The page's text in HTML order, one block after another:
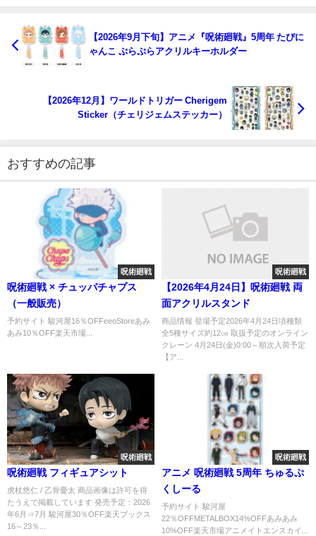
【2026年9月下旬】アニメ『呪術廻戦』5周年 たぴに
ゃんこ ぷらぷらアクリルキーホルダー
【2026年12月】ワールドトリガー Cherigem
Sticker（チェリジェムステッカー）
おすすめの記事
呪術廻戦
呪術廻戦 × チュッパチャプス
（一般販売）
予約サイト 駿河屋16％OFFeeoStoreあみ
あみ10％OFF楽天市場...
呪術廻戦
【2026年4月24日】呪術廻戦 両
面アクリルスタンド
商品情報 登場予定2026年4月24日頃種類
全5種サイズ約12㎝ 取扱予定のオンライン
クレーン 4月24日(金)0:00～順次入荷予定
【ア...
呪術廻戦
呪術廻戦 フィギュアシット
虎杖悠仁 / 乙骨憂太 商品画像は許可を得
たうえで掲載しています 発売予定：2026
年6月⇒7月 駿河屋30％OFF楽天ブックス
16～23％...
呪術廻戦
アニメ 呪術廻戦 5周年 ちゅるぷ
くしーる
予約サイト 駿河屋
22％OFFMETALBOX14%OFFあみあみ
10%OFF楽天市場アニメイトエンスカイ...